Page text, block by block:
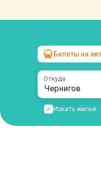
Чернигов→
пт, 7 августа/1
Билеты на
Откуда
Искать жилье